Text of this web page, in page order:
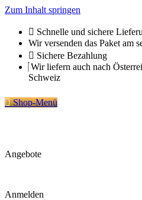
Zum Inhalt springen
Schnelle und sichere
Wir versenden das Paket am
Sichere Bezahlung
Wir liefern auch nach
Schweiz
Shop-Menü
Angebote
Anmelden